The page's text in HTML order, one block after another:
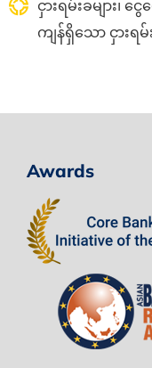
ငှားရမ်းခများ၊ ငွေ
ကျန်ရှိသော ငှားရမ်း
Awards